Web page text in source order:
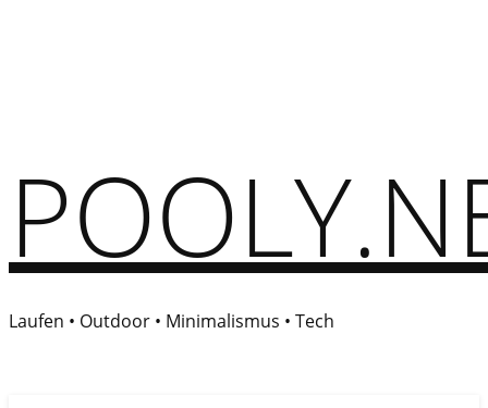
Laufen • Outdoor • Minimalismus • Tech